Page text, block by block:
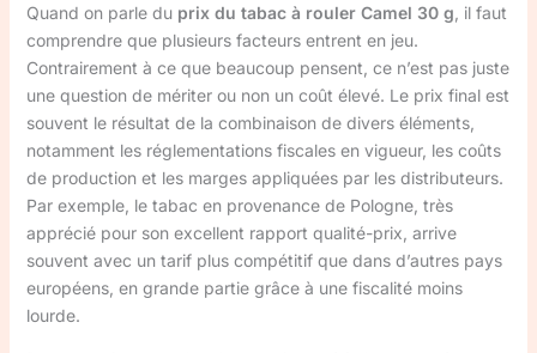
Quand on parle du prix du tabac à rouler Camel 30 g , il faut
comprendre que plusieurs facteurs entrent en jeu.
Contrairement à ce que beaucoup pensent, ce n’est pas juste
une question de mériter ou non un coût élevé. Le prix final est
souvent le résultat de la combinaison de divers éléments,
notamment les réglementations fiscales en vigueur, les coûts
de production et les marges appliquées par les distributeurs.
Par exemple, le tabac en provenance de Pologne, très
apprécié pour son excellent rapport qualité-prix, arrive
souvent avec un tarif plus compétitif que dans d’autres pays
européens, en grande partie grâce à une fiscalité moins
lourde.